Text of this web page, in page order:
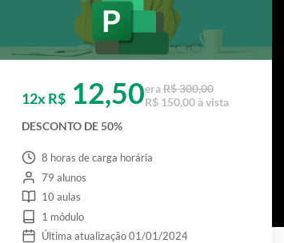
12x R$ 12,50eraR$ 300,00
R$ 150,00 à vista
DESCONTO DE 50%
8 horas de carga horária
79 alunos
10 aulas
1 módulo
Última atualização 01/01/2024